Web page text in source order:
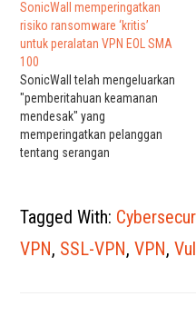
digambarkannya sebagai
"serangan terkoordinasi."
Dalam pernyataan singkat
yang diposting di portal basis
pengetahuannya, perusahaan
mengatakan bahwa "aktor
ancaman yang sangat
canggih" menargetkan sistem
internalnya dengan
SonicWall memperingatkan
risiko ransomware ‘kritis’
untuk peralatan VPN EOL SMA
100
SonicWall telah mengeluarkan
"pemberitahuan keamanan
mendesak" yang
memperingatkan pelanggan
tentang serangan
Secure Mobile Access (SMA)
100 series dan Secure
Remote Access (SRA) yang
belum ditambal di akhir masa
Tagged With:
VPN, SSL-VPN,VPN,